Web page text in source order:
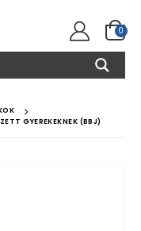
0
GYEREKEKNEK (BBJ)